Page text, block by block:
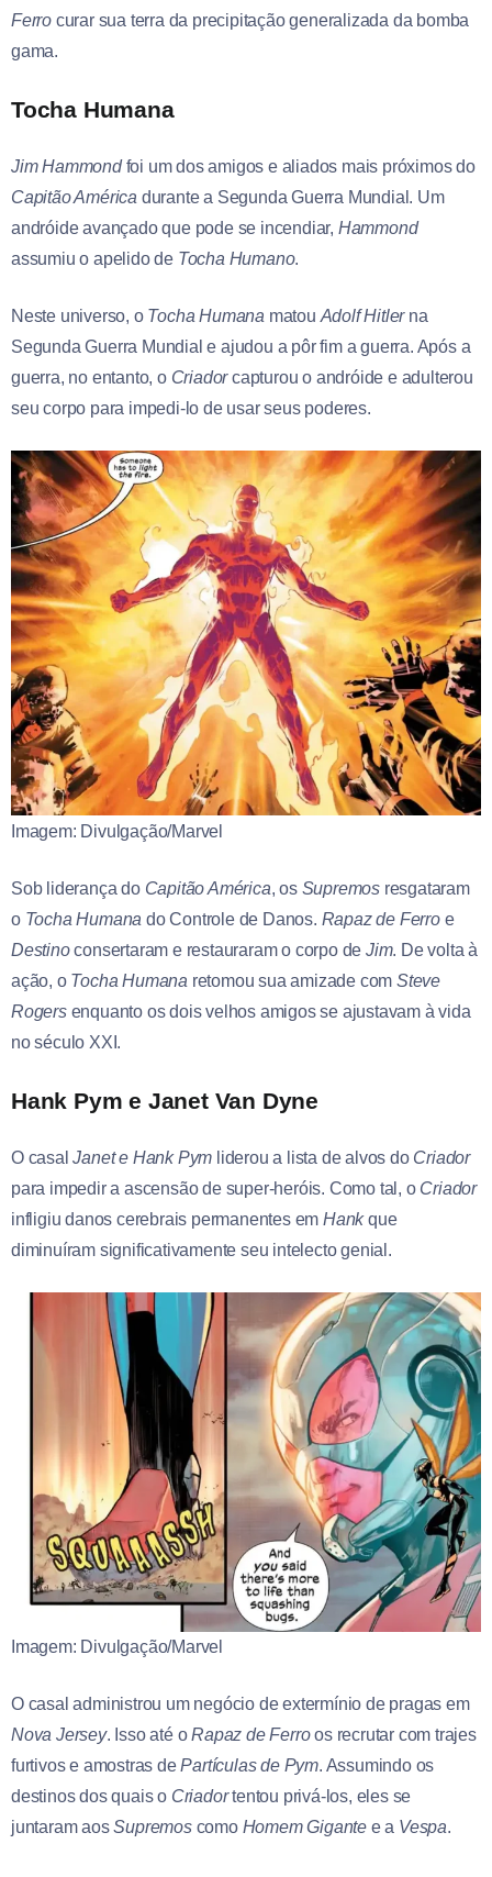
Ferro curar sua terra da precipitação generalizada da bomba
gama.
Tocha Humana
Jim Hammondfoi um dos amigos e aliados mais próximos do
Capitão América durante a Segunda Guerra Mundial. Um
andróide avançado que pode se incendiar, Hammond
assumiu o apelido de Tocha Humano.
Neste universo, o Tocha Humana matou Adolf Hitlerna
Segunda Guerra Mundial e ajudou a pôr fim a guerra. Após a
guerra, no entanto, o Criadorcapturou o andróide e adulterou
seu corpo para impedi-lo de usar seus poderes.
Imagem: Divulgação/Marvel
Sob liderança do Capitão América, os Supremos resgataram
o Tocha Humana do Controle de Danos. Rapaz de Ferroe
Destinoconsertaram e restauraram o corpo deJim. De volta à
ação, o Tocha Humana retomou sua amizade comSteve
Rogersenquanto os dois velhos amigos se ajustavam à vida
no século XXI.
Hank Pym e Janet Van Dyne
O casalJanet e Hank Pym liderou a lista de alvos do Criador
para impedir a ascensão de super-heróis. Como tal, o Criador
infligiu danos cerebrais permanentes emHankque
diminuíram significativamente seu intelecto genial.
Imagem: Divulgação/Marvel
O casal administrou um negócio de extermínio de pragas em
Nova Jersey. Isso até oRapaz de Ferroos recrutar com trajes
furtivos e amostras dePartículas de Pym. Assumindo os
destinos dos quais o Criadortentou privá-los, eles se
juntaram aosSupremoscomo Homem Gigante e a Vespa.